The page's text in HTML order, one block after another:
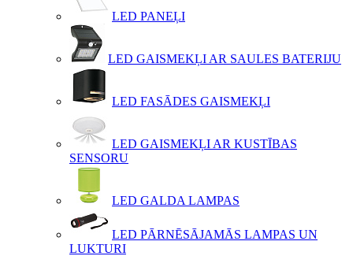
LED PANEĻI
LED GAISMEKĻI AR SAULES BATERIJU
LED FASĀDES GAISMEKĻI
LED GAISMEKĻI AR KUSTĪBAS
SENSORU
LED GALDA LAMPAS
LED PĀRNĒSĀJAMĀS LAMPAS UN
LUKTURI